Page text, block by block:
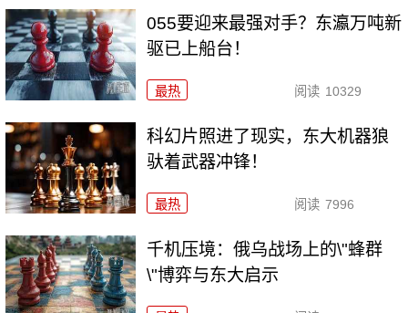
055要迎来最强对手？东瀛万吨新
驱已上船台！
最热 阅读 10329
科幻片照进了现实，东大机器狼
驮着武器冲锋！
最热 阅读 7996
千机压境：俄乌战场上的\"蜂群
\"博弈与东大启示